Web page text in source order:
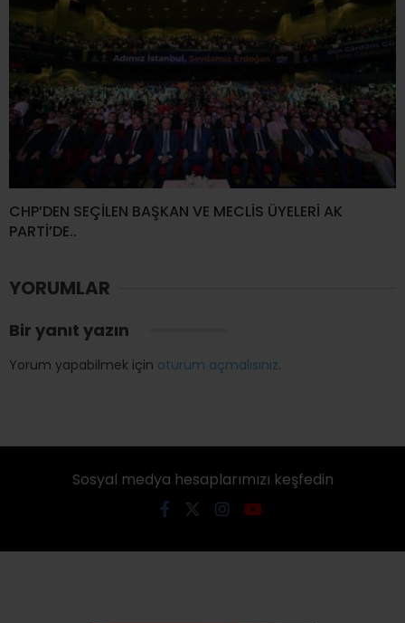
CHP’DEN SEÇİLEN BAŞKAN VE MECLİS ÜYELERİ AK
PARTİ’DE..
YORUMLAR
Bir yanıt yazın
Yorum yapabilmek için oturum açmalısınız.
Sosyal medya hesaplarımızı keşfedin